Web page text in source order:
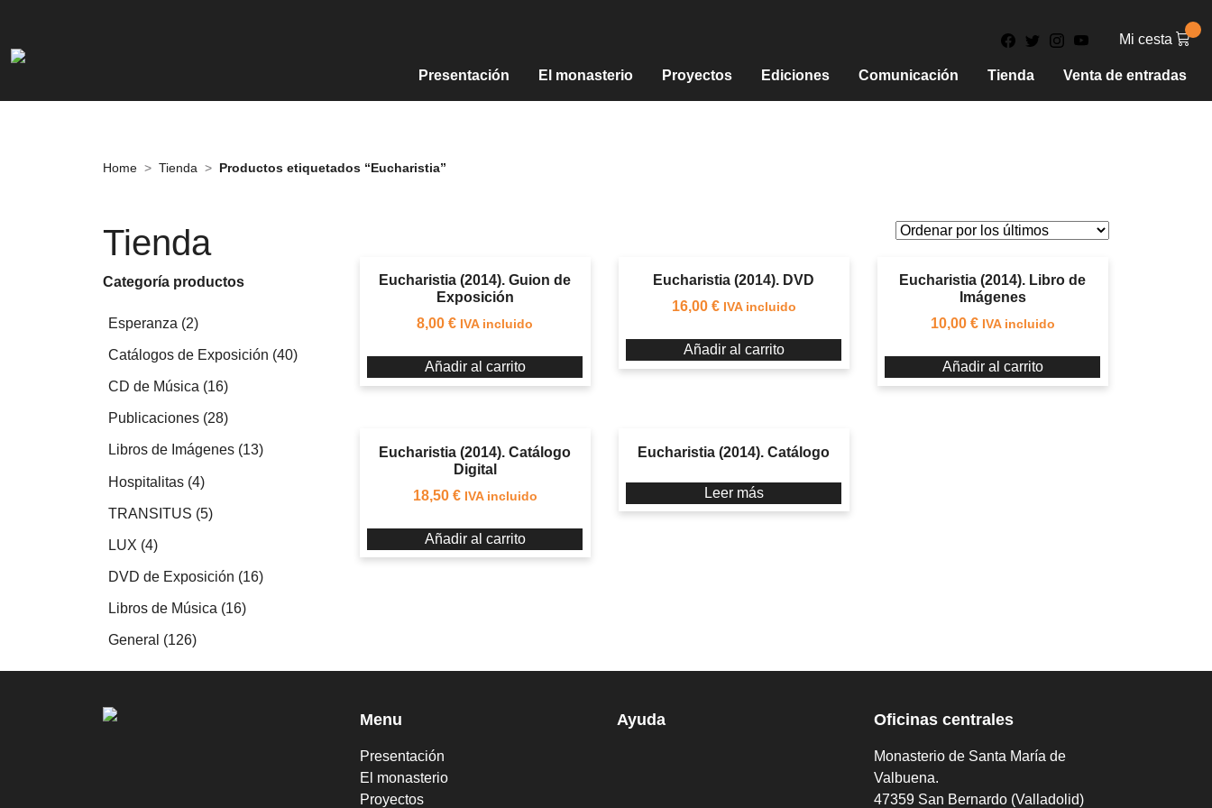
Mi cesta
Presentación El monasterio Proyectos Ediciones Comunicación Tienda Venta de entradas
Home Tienda Productos etiquetados “Eucharistia”
Tienda
Categoría productos
Esperanza 22
Catálogos de Exposición 4040
CD de Música 1616
Publicaciones 2828
Libros de Imágenes 1313
Hospitalitas 44
TRANSITUS 55
LUX 44
DVD de Exposición 1616
Libros de Música 1616
General 126126
Eucharistia (2014). Guion de
Exposición
8,00€ IVA incluido
Añadir al carrito
Eucharistia (2014). DVD
16,00 € IVA incluido
Añadir al carrito
Eucharistia (2014). Libro de
Imágenes
10,00 € IVA incluido
Añadir al carrito
Eucharistia (2014). Catálogo
Digital
18,50 € IVA incluido
Añadir al carrito
Eucharistia (2014). Catálogo
Leer más
Menu
Presentación
El monasterio
Proyectos
Ayuda Oficinas centrales
Monasterio de Santa María de
Valbuena.
47359 San Bernardo (Valladolid)